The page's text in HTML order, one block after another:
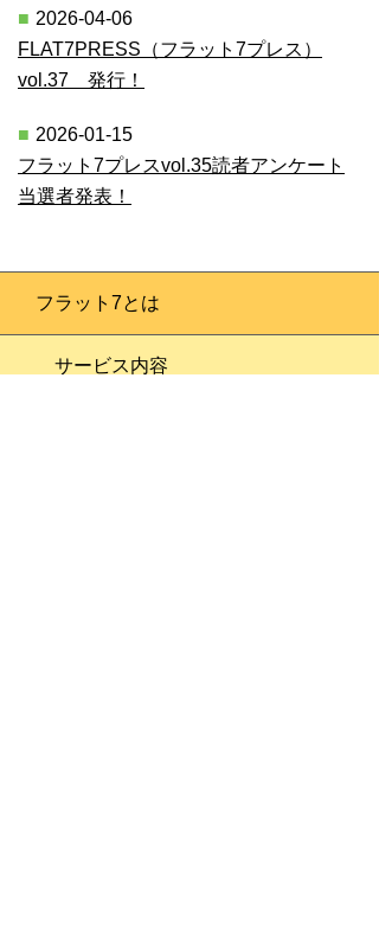
2026-04-06
FLAT7PRESS（フラット7プレス）
vol.37 発行！
2026-01-15
フラット7プレスvol.35読者アンケート
当選者発表！
フラット7とは
サービス内容